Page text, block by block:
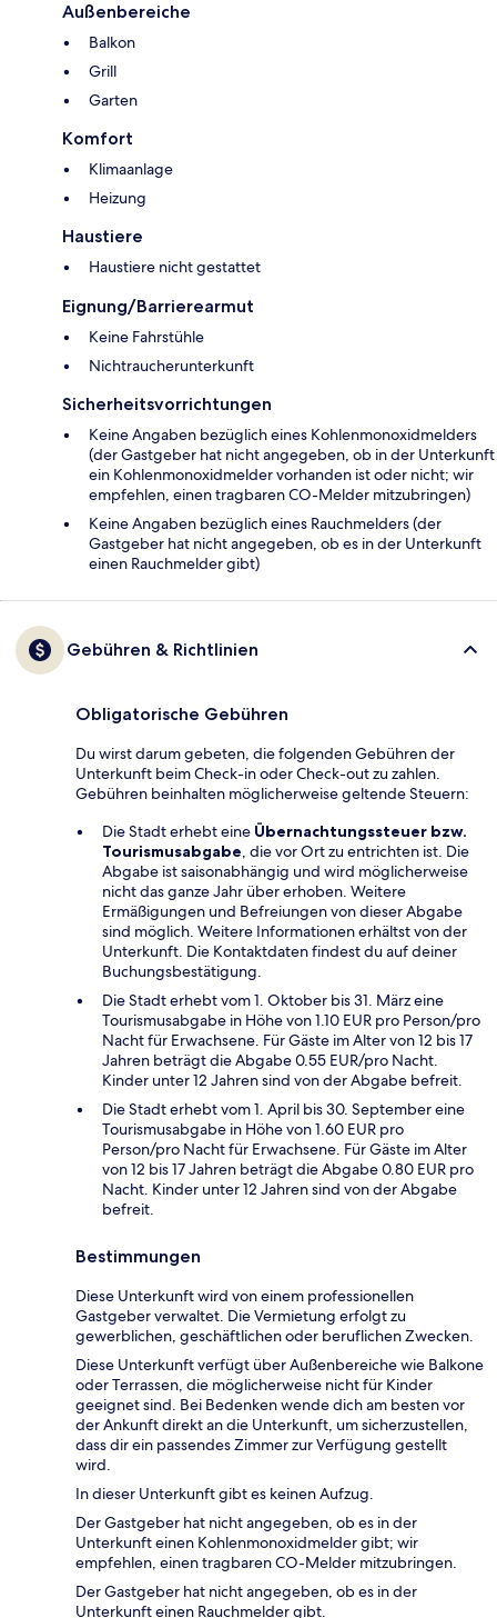
Außenbereiche
Balkon
Grill
Garten
Komfort
Klimaanlage
Heizung
Haustiere
Haustiere nicht gestattet
Eignung/Barrierearmut
Keine Fahrstühle
Nichtraucherunterkunft
Sicherheitsvorrichtungen
Keine Angaben bezüglich eines Kohlenmonoxidmelders
(der Gastgeber hat nicht angegeben, ob in der Unterkunft
ein Kohlenmonoxidmelder vorhanden ist oder nicht; wir
empfehlen, einen tragbaren CO-Melder mitzubringen)
Keine Angaben bezüglich eines Rauchmelders (der
Gastgeber hat nicht angegeben, ob es in der Unterkunft
einen Rauchmelder gibt)
Gebühren & Richtlinien
Obligatorische Gebühren
Du wirst darum gebeten, die folgenden Gebühren der
Unterkunft beim Check-in oder Check-out zu zahlen.
Gebühren beinhalten möglicherweise geltende Steuern:
Die Stadt erhebt eine Übernachtungssteuer bzw.
Tourismusabgabe, die vor Ort zu entrichten ist. Die
Abgabe ist saisonabhängig und wird möglicherweise
nicht das ganze Jahr über erhoben. Weitere
Ermäßigungen und Befreiungen von dieser Abgabe
sind möglich. Weitere Informationen erhältst von der
Unterkunft. Die Kontaktdaten findest du auf deiner
Buchungsbestätigung.
Die Stadt erhebt vom 1. Oktober bis 31. März eine
Tourismusabgabe in Höhe von 1.10 EUR pro Person/pro
Nacht für Erwachsene. Für Gäste im Alter von 12 bis 17
Jahren beträgt die Abgabe 0.55 EUR/pro Nacht.
Kinder unter 12 Jahren sind von der Abgabe befreit.
Die Stadt erhebt vom 1. April bis 30. September eine
Tourismusabgabe in Höhe von 1.60 EUR pro
Person/pro Nacht für Erwachsene. Für Gäste im Alter
von 12 bis 17 Jahren beträgt die Abgabe 0.80 EUR pro
Nacht. Kinder unter 12 Jahren sind von der Abgabe
befreit.
Bestimmungen
Diese Unterkunft wird von einem professionellen
Gastgeber verwaltet. Die Vermietung erfolgt zu
gewerblichen, geschäftlichen oder beruflichen Zwecken.
Diese Unterkunft verfügt über Außenbereiche wie Balkone
oder Terrassen, die möglicherweise nicht für Kinder
geeignet sind. Bei Bedenken wende dich am besten vor
der Ankunft direkt an die Unterkunft, um sicherzustellen,
dass dir ein passendes Zimmer zur Verfügung gestellt
wird.
In dieser Unterkunft gibt es keinen Aufzug.
Der Gastgeber hat nicht angegeben, ob es in der
Unterkunft einen Kohlenmonoxidmelder gibt; wir
empfehlen, einen tragbaren CO-Melder mitzubringen.
Der Gastgeber hat nicht angegeben, ob es in der
Unterkunft einen Rauchmelder gibt.